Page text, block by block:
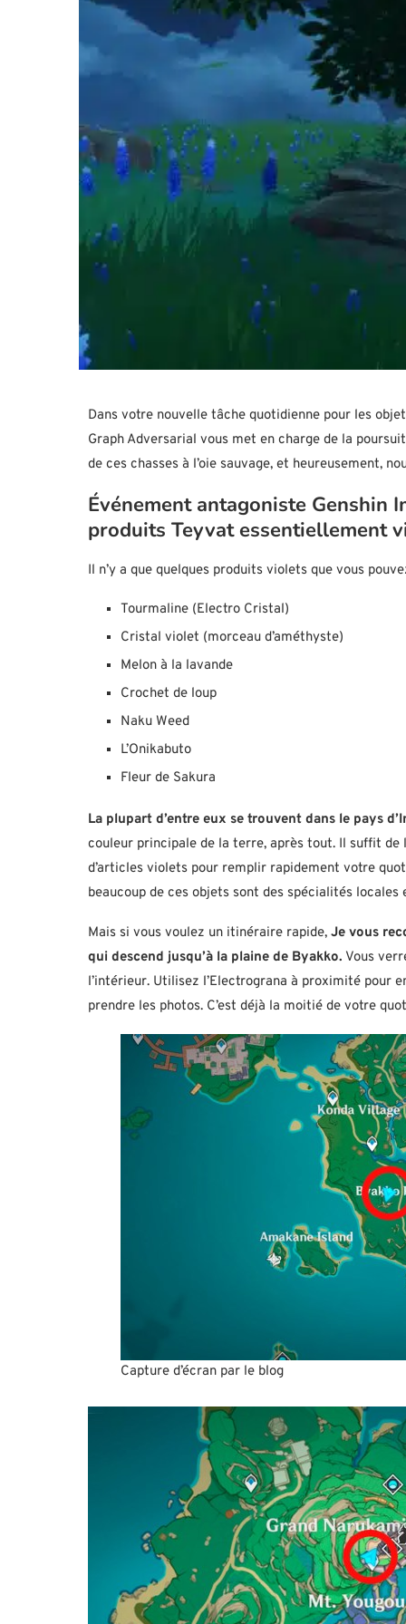
Dans votre nouvelle tâche quotidienne pour les
Graph Adversarial vous met en charge de la
de ces chasses à l’oie sauvage, et heureusement,
Événement antagoniste Genshin
produits Teyvat essentiellement
Il n’y a que quelques produits violets que vous
Tourmaline (Electro Cristal)
Cristal violet (morceau d’améthyste)
Melon à la lavande
Crochet de loup
Naku Weed
L’Onikabuto
Fleur de Sakura
La plupart d’entre eux se trouvent dans le pays
couleur principale de la terre, après tout. Il suffit
d’articles violets pour remplir rapidement votre
beaucoup de ces objets sont des spécialités
Mais si vous voulez un itinéraire rapide, Je vous
qui descend jusqu’à la plaine de Byakko. Vous
l’intérieur. Utilisez l’Electrograna à proximité pour
prendre les photos. C’est déjà la moitié de votre
Capture d’écran par le blog